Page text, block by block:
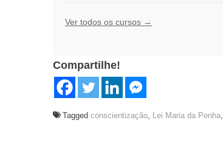
Ver todos os cursos →
Compartilhe!
Tagged conscientização, Lei Maria da Penha,